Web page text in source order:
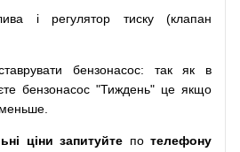
і регулятор тиску (клапан
бензонасос: так як
в
бензонасос "Тиждень" це якщо
ціни запитуйте по телефону